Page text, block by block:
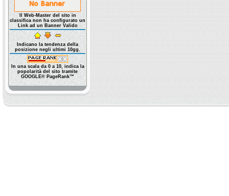
Il Web-Master del sito in
classifica non ha configurato un
Link ad un Banner Valido
Indicano la tendenza della
posizione negli ultimi 10gg.
In una scala da 0 a 10, indica la
popolarità del sito tramite
GOOGLE® PageRank™